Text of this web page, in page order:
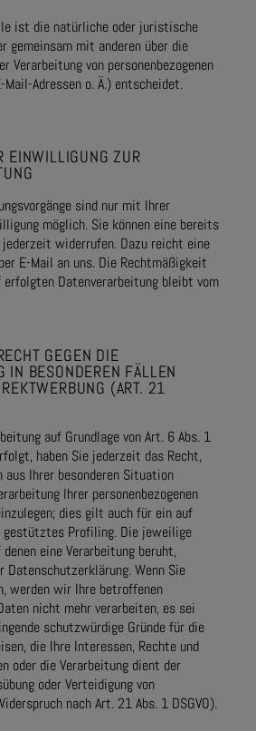
ist die natürliche oder juristische
gemeinsam mit anderen über die
Verarbeitung von personenbezogenen
Mail-Adressen o. Ä.) entscheidet.
EINWILLIGUNG ZUR
sind nur mit Ihrer
möglich. Sie können eine bereits
widerrufen. Dazu reicht eine
E-Mail an uns. Die Rechtmäßigkeit
Datenverarbeitung bleibt vom
GEGEN DIE
IN BESONDEREN FÄLLEN
(ART. 21
auf Grundlage von Art. 6 Abs. 1
haben Sie jederzeit das Recht,
aus Ihrer besonderen Situation
Ihrer personenbezogenen
dies gilt auch für ein auf
gestütztes Profiling. Die jeweilige
eine Verarbeitung beruht,
Datenschutzerklärung. Wenn Sie
werden wir Ihre betroffenen
nicht mehr verarbeiten, es sei
schutzwürdige Gründe für die
die Ihre Interessen, Rechte und
oder die Verarbeitung dient der
oder Verteidigung von
nach Art. 21 Abs. 1 DSGVO).